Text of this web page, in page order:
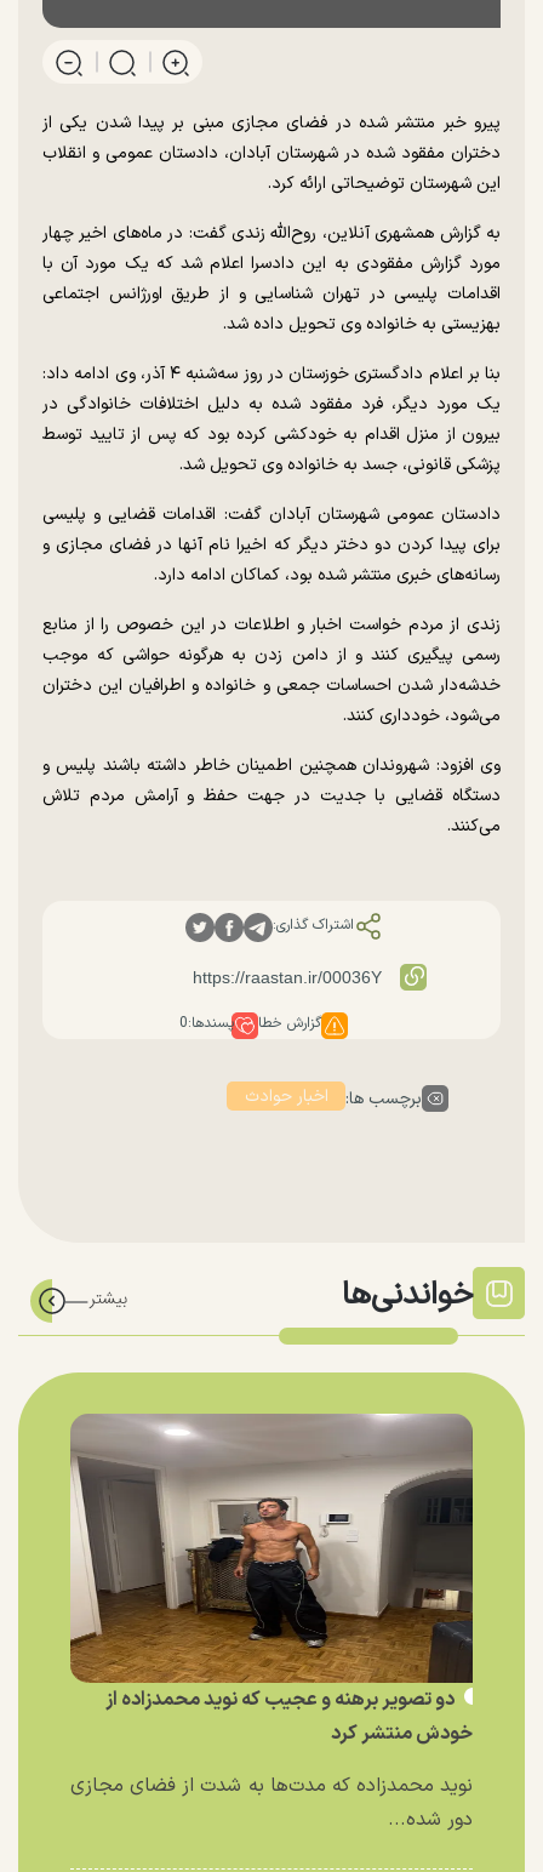
پیرو خبر منتشر شده در فضای مجازی مبنی بر پیدا شدن یکی از
دختران مفقود شده در شهرستان آبادان، دادستان عمومی و انقلاب
این شهرستان توضیحاتی ارائه کرد.
به گزارش همشهری آنلاین، روح‌الله زندی گفت: در ماه‌های اخیر چهار
مورد گزارش مفقودی به این دادسرا اعلام شد که یک مورد آن با
اقدامات پلیسی در تهران شناسایی و از طریق اورژانس اجتماعی
بهزیستی به خانواده وی تحویل داده شد.
بنا بر اعلام دادگستری خوزستان در روز سه‌شنبه ۴ آذر، وی ادامه داد:
یک مورد دیگر، فرد مفقود شده به دلیل اختلافات خانوادگی در
بیرون از منزل اقدام به خودکشی کرده بود که پس از تایید توسط
پزشکی قانونی، جسد به خانواده وی تحویل شد.
دادستان عمومی شهرستان آبادان گفت: اقدامات قضایی و پلیسی
برای پیدا کردن دو دختر دیگر که اخیرا نام آنها در فضای مجازی و
رسانه‌های خبری منتشر شده بود، کماکان ادامه دارد.
زندی از مردم خواست اخبار و اطلاعات در این خصوص را از منابع
رسمی پیگیری کنند و از دامن زدن به هرگونه حواشی که موجب
خدشه‌دار شدن احساسات جمعی و خانواده و اطرافیان این دختران
می‌شود، خودداری کنند.
وی افزود: شهروندان همچنین اطمینان خاطر داشته باشند پلیس و
دستگاه قضایی با جدیت در جهت حفظ و آرامش مردم تلاش
می‌کنند.
اشتراک گذاری:
گزارش خطا پسندها:0
برچسب ها: اخبار حوادث
خواندنی‌ها
دو تصویر برهنه و عجیب که نوید محمدزاده از
خودش منتشر کرد
نوید محمدزاده که مدت‌ها به شدت از فضای مجازی
دور شده...